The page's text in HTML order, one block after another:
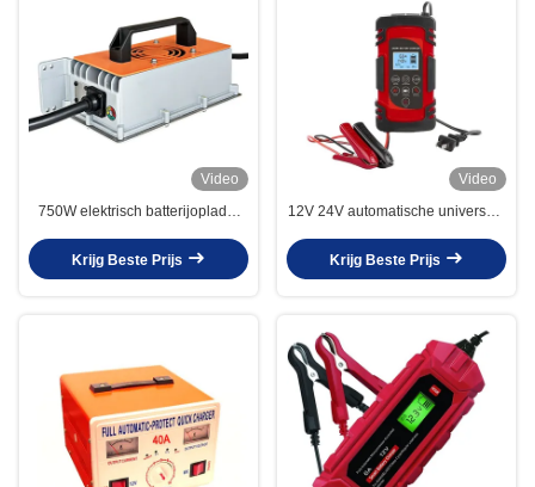
Video
750W elektrisch batterijoplader
LiFePO4 batterijoplader
Krijg Beste Prijs
Video
12V 24V automatische universele
ABS materiaal
Krijg Beste Prijs